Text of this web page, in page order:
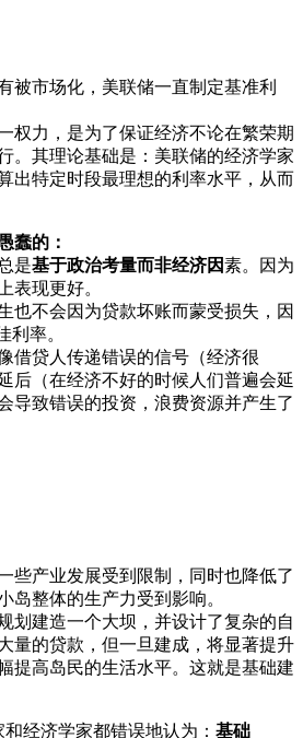
被市场化，美联储一直制定基准利
权力，是为了保证经济不论在繁荣期
。其理论基础是：美联储的经济学家
出特定时段最理想的利率水平，从而
蠢的：
是基于政治考量而非经济因素。因为
表现更好。
也不会因为贷款坏账而蒙受损失，因
利率。
借贷人传递错误的信号（经济很
后（在经济不好的时候人们普遍会延
导致错误的投资，浪费资源并产生了
些产业发展受到限制，同时也降低了
岛整体的生产力受到影响。
划建造一个大坝，并设计了复杂的自
量的贷款，但一旦建成，将显著提升
提高岛民的生活水平。这就是基础建
经济学家都错误地认为： 基础